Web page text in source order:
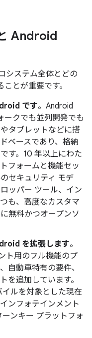
Android
システム全体とどの
とが重要です。
です。Android
クでも並列開発でも
タブレットなどに搭
ベースであり、格納
す。10 年以上にわた
フォームと機能セッ
セキュリティ モデ
ッパー ツール、イン
も、高度なカスタマ
無料かつオープンソ
を拡張します。
ト用のフル機能のプ
自動車特有の要件、
を追加しています。
ルを対象とした現在
ンフォテインメント
ンキー プラットフォ